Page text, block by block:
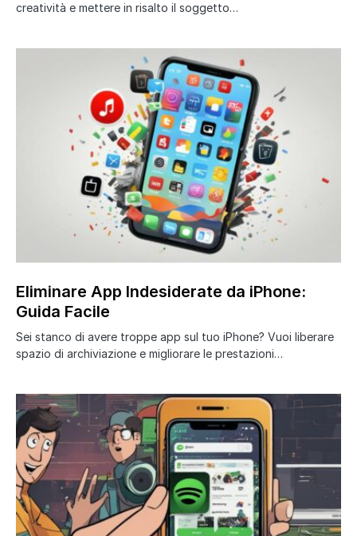
creatività e mettere in risalto il soggetto…
Eliminare App Indesiderate da iPhone:
Guida Facile
Sei stanco di avere troppe app sul tuo iPhone? Vuoi liberare
spazio di archiviazione e migliorare le prestazioni…